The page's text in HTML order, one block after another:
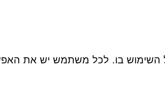
השימוש בו. לכל משתמש יש את